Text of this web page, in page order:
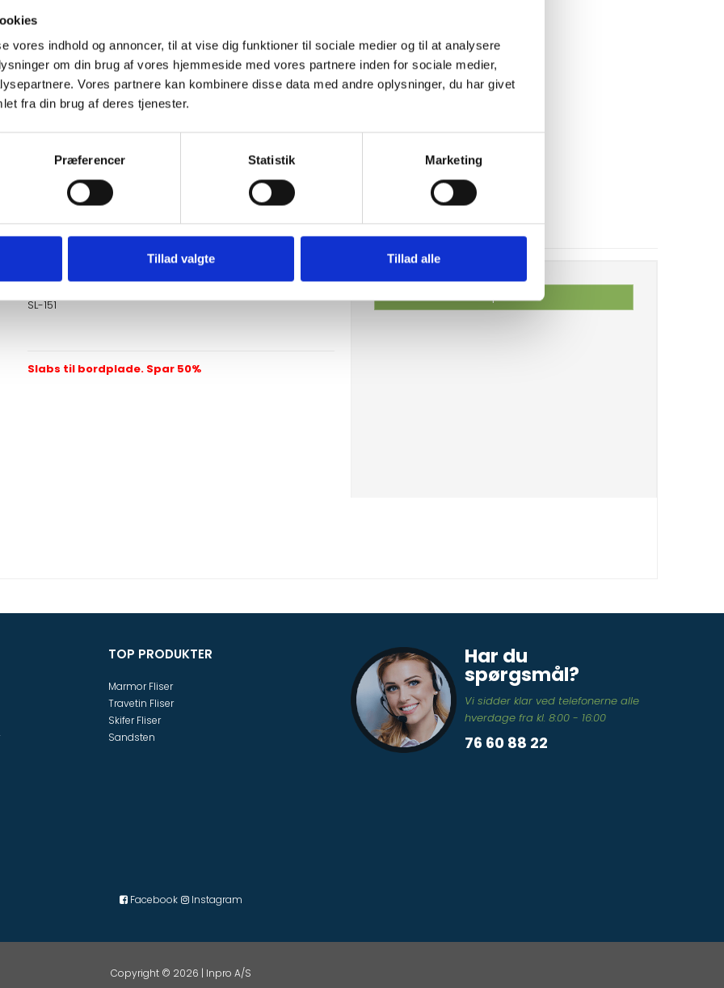
vores indhold og annoncer, til at vise dig funktioner til sociale medier og til at analysere
om din brug af vores hjemmeside med vores partnere inden for sociale medier,
Vores partnere kan kombinere disse data med andre oplysninger, du har givet
fra din brug af deres tjenester.
Præferencer Statistik Marketing
Tillad valgte Tillad alle
Gris Pulpis slabs / bordplade
SL-151
Slabs til bordplade. Spar 50%
Vis produkt
TOP PRODUKTER
Marmor Fliser
Travetin Fliser
Skifer Fliser
Sandsten
Har du
spørgsmål?
Vi sidder klar ved telefonerne alle
hverdage fra kl. 8:00 - 16:00
76 60 88 22
Facebook Instagram
Copyright © 2026 | Inpro A/S